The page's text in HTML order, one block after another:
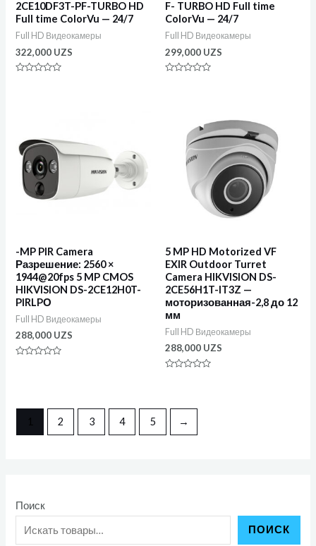
Поиск
ПОИСК
2CE10DF3T-PF-TURBO HD
Full time ColorVu — 24/7
Full HD Видеокамеры
322,000 UZS
F- TURBO HD Full time
ColorVu — 24/7
Full HD Видеокамеры
299,000 UZS
-MP PIR Camera
Разрешение: 2560 ×
1944@20fps 5 MP CMOS
HIKVISION DS-2CE12H0T-
PIRLPО
Full HD Видеокамеры
288,000 UZS
5 MP HD Motorized VF
EXIR Outdoor Turret
Camera HIKVISION DS-
2CE56H1T-IT3Z —
моторизованная-2,8 до 12
мм
Full HD Видеокамеры
288,000 UZS
1 2 3 4 5 →